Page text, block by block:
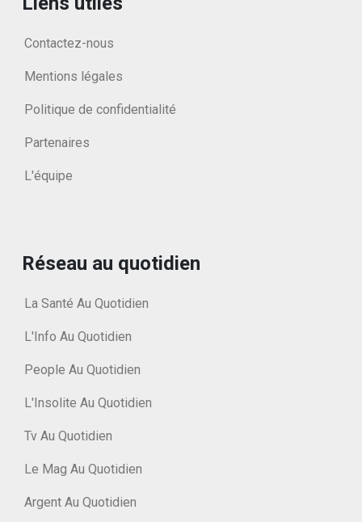
Contactez-nous
Mentions légales
Politique de confidentialité
Partenaires
L'équipe
Réseau au quotidien
La Santé Au Quotidien
L'Info Au Quotidien
People Au Quotidien
L'Insolite Au Quotidien
Tv Au Quotidien
Le Mag Au Quotidien
Argent Au Quotidien